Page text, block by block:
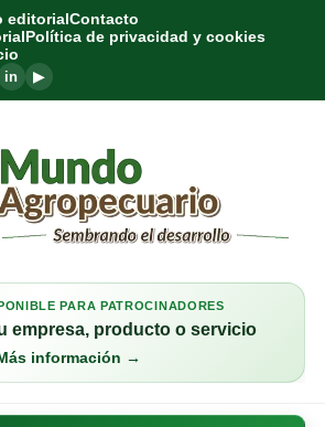
editorialContacto
Política de privacidad y cookies
in ▶
PARA PATROCINADORES
empresa, producto o servicio
información →